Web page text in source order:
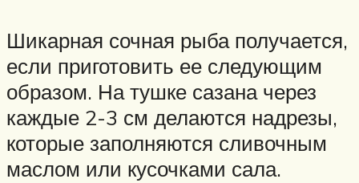
Шикарная сочная рыба получается,
если приготовить ее следующим
образом. На тушке сазана через
каждые 2-3 см делаются надрезы,
которые заполняются сливочным
маслом или кусочками сала.